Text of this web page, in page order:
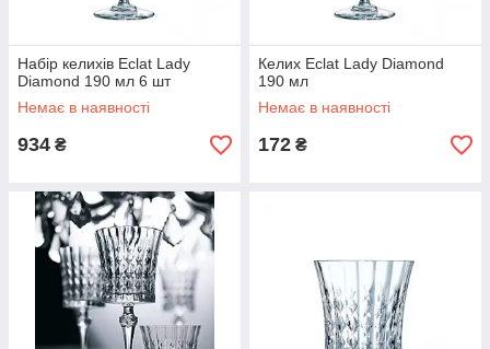
Набір келихів Eclat Lady
Diamond 190 мл 6 шт
Немає в наявності
934 ₴
Келих Eclat Lady Diamond
190 мл
Немає в наявності
172 ₴